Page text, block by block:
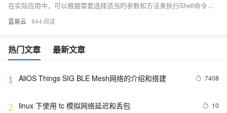
在实际应用中，可以根据需要选择适当的参数和方法来执行Shell命令，并处理可能出现的各种情况。无论是系统管理、自动化任务还是数据处理，掌握这些技巧都将极大地提高工作效率。
蓝易云 844
热门文章 最新文章
1 AliOS Things SIG BLE Mesh网络的介绍和搭建 7408
2 linux 下使用 tc 模拟网络延迟和丢包 10